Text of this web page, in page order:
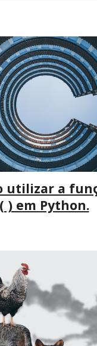
utilizar a
( ) em Python.